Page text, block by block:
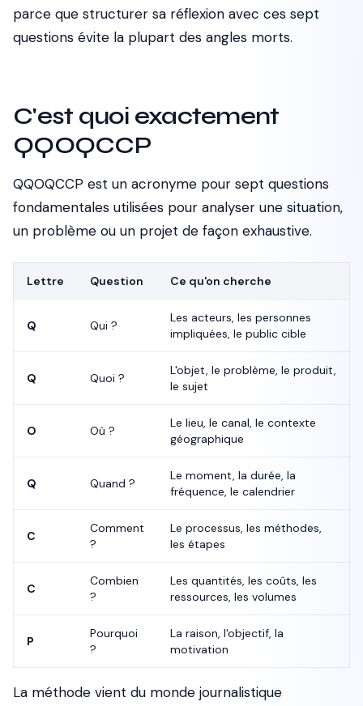
parce que structurer sa réflexion avec ces sept
questions évite la plupart des angles morts.
C'est quoi exactement
QQOQCCP
QQOQCCP est un acronyme pour sept questions
fondamentales utilisées pour analyser une situation,
un problème ou un projet de façon exhaustive.
Lettre Question Ce qu'on cherche
Q Qui ?
Les acteurs, les personnes
impliquées, le public cible
Q Quoi ?
L'objet, le problème, le produit,
le sujet
O Où ?
Le lieu, le canal, le contexte
géographique
Q Quand ?
Le moment, la durée, la
fréquence, le calendrier
C
Comment
?
Le processus, les méthodes,
les étapes
C
Combien
?
Les quantités, les coûts, les
ressources, les volumes
P
Pourquoi
?
La raison, l'objectif, la
motivation
La méthode vient du monde journalistique